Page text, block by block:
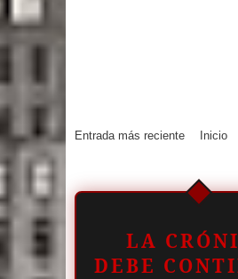
Entrada más reciente Inicio
LA
DEBE